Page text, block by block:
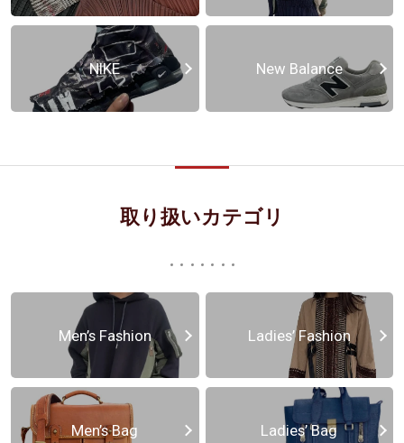
NIKE New Balance
取り扱いカテゴリ
Men’s Fashion Ladies’ Fashion
Men’s Bag Ladies’ Bag